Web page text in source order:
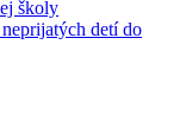
školy
detí do